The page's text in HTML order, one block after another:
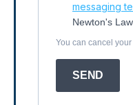
messaging
Newton's
You can cancel
SEND